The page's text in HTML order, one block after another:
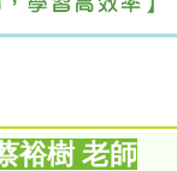
裕樹 老師